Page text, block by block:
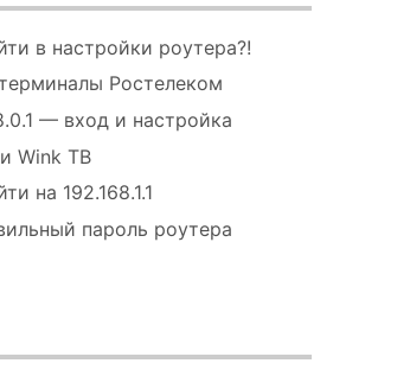
в настройки роутера?!
Ростелеком
— вход и настройка
Wink ТВ
на 192.168.1.1
пароль роутера